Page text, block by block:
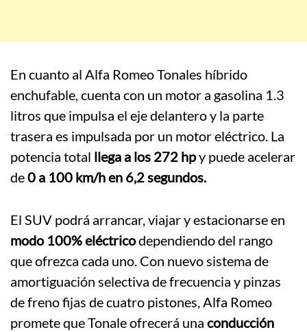
En cuanto al Alfa Romeo Tonales híbrido
enchufable, cuenta con un motor a gasolina 1.3
litros que impulsa el eje delantero y la parte
trasera es impulsada por un motor eléctrico. La
potencia total llega a los 272 hpy puede acelerar
de0 a 100 km/h en 6,2 segundos.
El SUV podrá arrancar, viajar y estacionarse en
modo 100% eléctricodependiendo del rango
que ofrezca cada uno. Con nuevo sistema de
amortiguación selectiva de frecuencia y pinzas
de freno fijas de cuatro pistones, Alfa Romeo
promete que Tonale ofrecerá una conducción